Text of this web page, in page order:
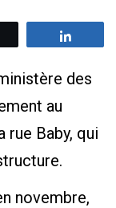
des
au
rue Baby, qui
novembre,